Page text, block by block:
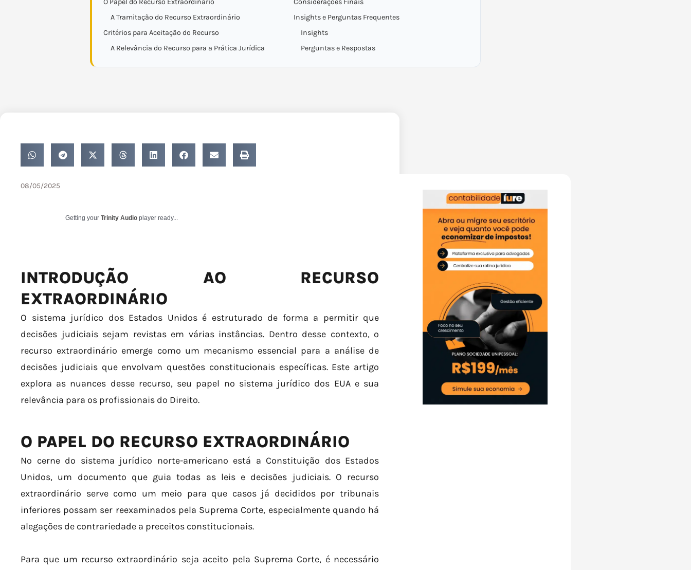
O Papel do Recurso Extraordinário
A Tramitação do Recurso Extraordinário
Critérios para Aceitação do Recurso
A Relevância do Recurso para a Prática Jurídica
Considerações Finais
Insights e Perguntas Frequentes
Insights
Perguntas e Respostas
08/05/2025
Getting your Trinity Audio player ready...
INTRODUÇÃO AO RECURSO
EXTRAORDINÁRIO
O sistema jurídico dos Estados Unidos é estruturado de forma a permitir que
decisões judiciais sejam revistas em várias instâncias. Dentro desse contexto, o
recurso extraordinário emerge como um mecanismo essencial para a análise de
decisões judiciais que envolvam questões constitucionais específicas. Este artigo
explora as nuances desse recurso, seu papel no sistema jurídico dos EUA e sua
relevância para os profissionais do Direito.
O PAPEL DO RECURSO EXTRAORDINÁRIO
No cerne do sistema jurídico norte-americano está a Constituição dos Estados
Unidos, um documento que guia todas as leis e decisões judiciais. O recurso
extraordinário serve como um meio para que casos já decididos por tribunais
inferiores possam ser reexaminados pela Suprema Corte, especialmente quando há
alegações de contrariedade a preceitos constitucionais.
Para que um recurso extraordinário seja aceito pela Suprema Corte, é necessário